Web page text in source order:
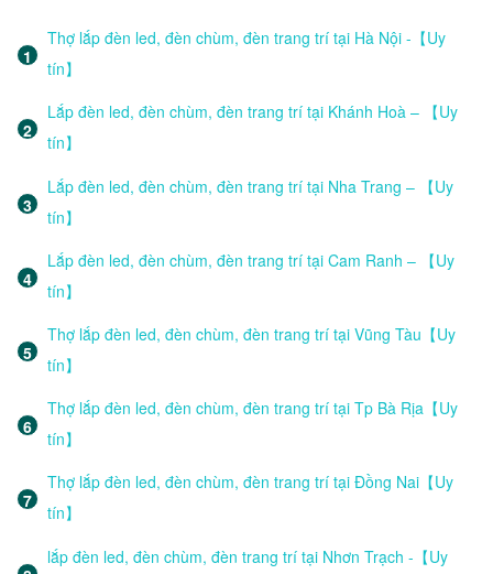
Thợ lắp đèn led, đèn chùm, đèn trang trí tại Hà Nội -【Uy
tín】
Lắp đèn led, đèn chùm, đèn trang trí tại Khánh Hoà – 【Uy
tín】
Lắp đèn led, đèn chùm, đèn trang trí tại Nha Trang – 【Uy
tín】
Lắp đèn led, đèn chùm, đèn trang trí tại Cam Ranh – 【Uy
tín】
Thợ lắp đèn led, đèn chùm, đèn trang trí tại Vũng Tàu【Uy
tín】
Thợ lắp đèn led, đèn chùm, đèn trang trí tại Tp Bà Rịa【Uy
tín】
Thợ lắp đèn led, đèn chùm, đèn trang trí tại Đồng Nai【Uy
tín】
lắp đèn led, đèn chùm, đèn trang trí tại Nhơn Trạch -【Uy